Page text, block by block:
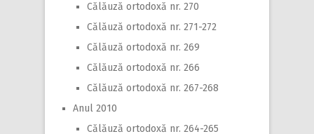
Călăuză ortodoxă nr. 270
Călăuză ortodoxă nr. 271-272
Călăuză ortodoxă nr. 269
Călăuză ortodoxă nr. 266
Călăuză ortodoxă nr. 267-268
Anul 2010
Călăuză ortodoxă nr. 264-265